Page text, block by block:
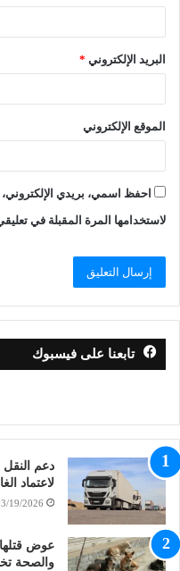
البريد الإلكتروني *
الموقع الإلكتروني
احفظ اسمي، بريدي
لاستخدامها المرة المقبلة في
تابعنا على فيسبوك
دعم النقل
لاعتماد
19/2026
عوض قتلها
والصحة